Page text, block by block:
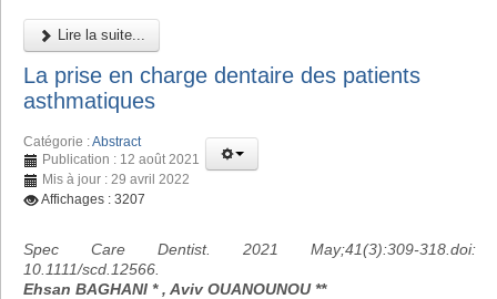
Lire la suite...
La prise en charge dentaire des patients
asthmatiques
Catégorie :Abstract
Publication : 12 août 2021
Mis à jour : 29 avril 2022
Affichages : 3207
Spec Care Dentist. 2021 May;41(3):309-318.doi:
10.1111/scd.12566.
Ehsan BAGHANI * , Aviv OUANOUNOU **